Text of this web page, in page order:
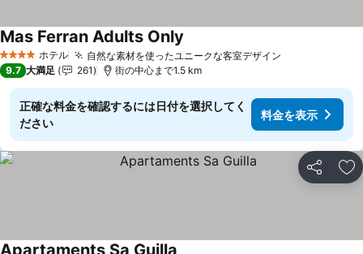
4 ホテルのランク
ホテル 自然な素材を使ったユニークな客室デザイン
Mas Ferran Adults Only
9.7 大満足 261 街の中心まで1.5 km
正確な料金を確認するには日付を選択してく
ださい
料金を表示
シェア お
Apartaments Sa Guilla